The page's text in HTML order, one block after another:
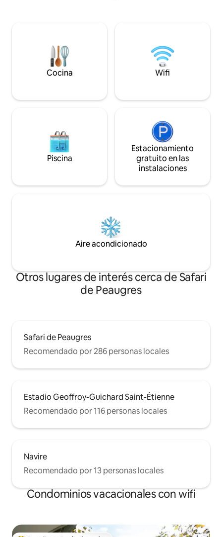
Ródano, ideal para una estadía relajante
con familiares, amigos o colegas.
Cocina Wifi
Piscina
Estacionamiento
gratuito en las
instalaciones
Aire acondicionado
Otros lugares de interés cerca de Safari
de Peaugres
Safari de Peaugres
Recomendado por 286 personas locales
Estadio Geoffroy-Guichard Saint-Étienne
Recomendado por 116 personas locales
Navire
Recomendado por 13 personas locales
Condominios vacacionales con wifi